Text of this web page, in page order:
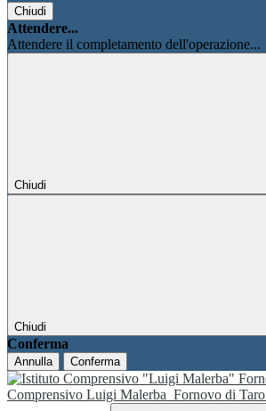
Chiudi
Attendere...
Attendere il completamento dell'operazione...
Chiudi
Chiudi
Conferma
Annulla Conferma
Comprensivo Luigi Malerba Fornovo di Taro